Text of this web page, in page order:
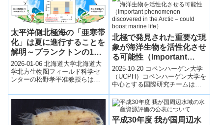
太平洋側北極海の「亜寒帯
化」は夏に進行することを
解明～プランクトンの12
年間の長期観測データを日
韓共同で解析～
2026-01-06 北海道大学北海道大
学北方生物圏フィールド科学セ
ンターの松野孝平准教授らは、
日韓共同観測データを用い、...
北極で発見された重要な現
象が海洋生物を活性化させ
る可能性（Important
phenomenon discovered
in the Arctic – could
boost marine life）
2025-10-20 コペンハーゲン大学
（UCPH）コペンハーゲン大学を
中心とする国際研究チームは、
北極海中央部の海氷下でこれま
で不可能と考えられていた「窒
素固...
平成30年度 我が国周辺水